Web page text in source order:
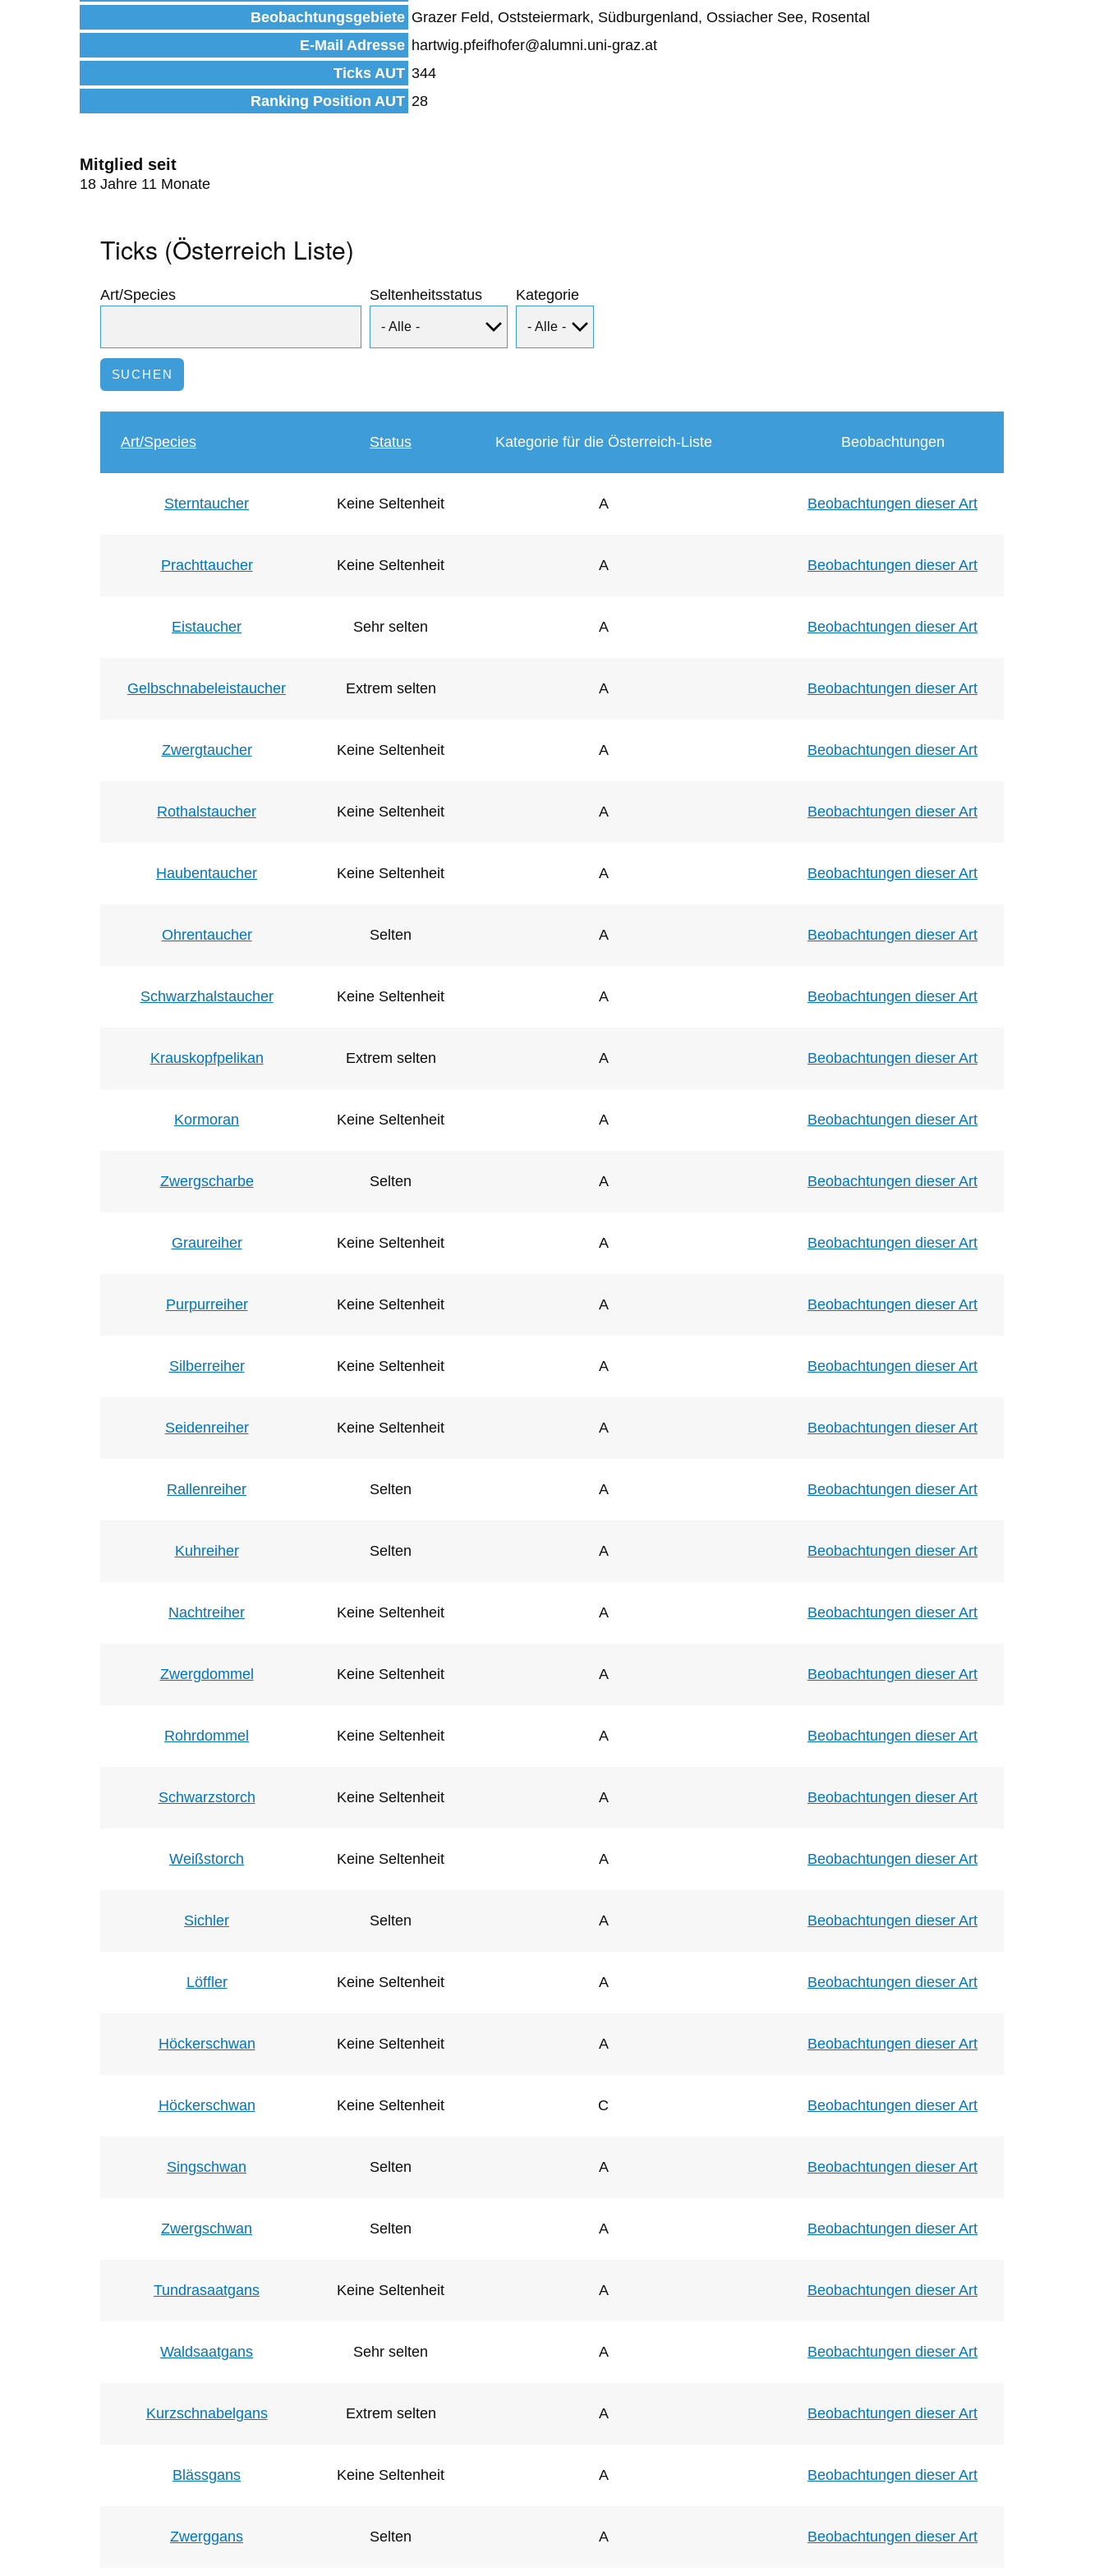
Beobachtungsgebiete Grazer Feld, Oststeiermark, Südburgenland, Ossiacher See, Rosental
E-Mail Adresse hartwig.pfeifhofer@alumni.uni-graz.at
Ticks AUT 344
Ranking Position AUT 28
Mitglied seit
18 Jahre 11 Monate
Ticks (Österreich Liste)
Art/Species Seltenheitsstatus Kategorie
Art/Species Status Kategorie für die Österreich-Liste Beobachtungen
Sterntaucher Keine Seltenheit A Beobachtungen dieser Art
Prachttaucher Keine Seltenheit A Beobachtungen dieser Art
Eistaucher Sehr selten A Beobachtungen dieser Art
Gelbschnabeleistaucher Extrem selten A Beobachtungen dieser Art
Zwergtaucher Keine Seltenheit A Beobachtungen dieser Art
Rothalstaucher Keine Seltenheit A Beobachtungen dieser Art
Haubentaucher Keine Seltenheit A Beobachtungen dieser Art
Ohrentaucher Selten A Beobachtungen dieser Art
Schwarzhalstaucher Keine Seltenheit A Beobachtungen dieser Art
Krauskopfpelikan Extrem selten A Beobachtungen dieser Art
Kormoran Keine Seltenheit A Beobachtungen dieser Art
Zwergscharbe Selten A Beobachtungen dieser Art
Graureiher Keine Seltenheit A Beobachtungen dieser Art
Purpurreiher Keine Seltenheit A Beobachtungen dieser Art
Silberreiher Keine Seltenheit A Beobachtungen dieser Art
Seidenreiher Keine Seltenheit A Beobachtungen dieser Art
Rallenreiher Selten A Beobachtungen dieser Art
Kuhreiher Selten A Beobachtungen dieser Art
Nachtreiher Keine Seltenheit A Beobachtungen dieser Art
Zwergdommel Keine Seltenheit A Beobachtungen dieser Art
Rohrdommel Keine Seltenheit A Beobachtungen dieser Art
Schwarzstorch Keine Seltenheit A Beobachtungen dieser Art
Weißstorch Keine Seltenheit A Beobachtungen dieser Art
Sichler Selten A Beobachtungen dieser Art
Löffler Keine Seltenheit A Beobachtungen dieser Art
Höckerschwan Keine Seltenheit A Beobachtungen dieser Art
Höckerschwan Keine Seltenheit C Beobachtungen dieser Art
Singschwan Selten A Beobachtungen dieser Art
Zwergschwan Selten A Beobachtungen dieser Art
Tundrasaatgans Keine Seltenheit A Beobachtungen dieser Art
Waldsaatgans Sehr selten A Beobachtungen dieser Art
Kurzschnabelgans Extrem selten A Beobachtungen dieser Art
Blässgans Keine Seltenheit A Beobachtungen dieser Art
Zwerggans Selten A Beobachtungen dieser Art